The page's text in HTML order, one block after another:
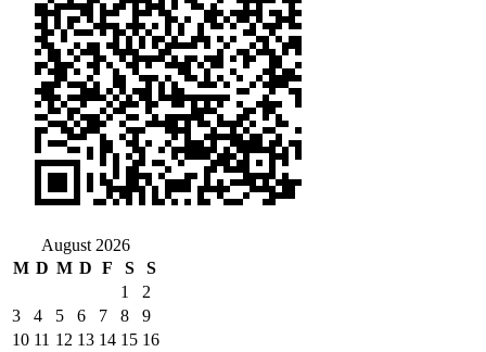
August 2026
M D M D F S
S
1
2
3
4 5 6 7 8
9
10 11 12 13 14 15 16